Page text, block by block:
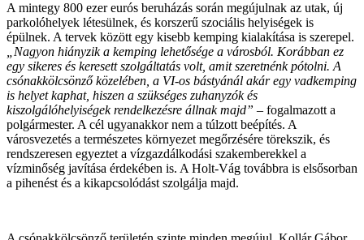
A mintegy 800 ezer eurós beruházás során megújulnak az utak, új
parkolóhelyek létesülnek, és korszerű szociális helyiségek is
épülnek. A tervek között egy kisebb kemping kialakítása is szerepel.
„Nagyon hiányzik a kemping lehetősége a városból. Korábban ez
egy sikeres és keresett szolgáltatás volt, amit szeretnénk pótolni. A
csónakkölcsönző közelében, a VI-os bástyánál akár egy vadkemping
is helyet kaphat, hiszen a szükséges zuhanyzók és
kiszolgálóhelyiségek rendelkezésre állnak majd” – fogalmazott a
polgármester. A cél ugyanakkor nem a túlzott beépítés. A
városvezetés a természetes környezet megőrzésére törekszik, és
rendszeresen egyeztet a vízgazdálkodási szakemberekkel a
vízminőség javítása érdekében is. A Holt-Vág továbbra is elsősorban
a pihenést és a kikapcsolódást szolgálja majd.